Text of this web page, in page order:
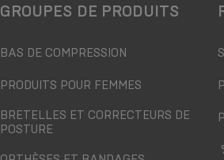
GROUPES DE PRODUITS
BAS DE COMPRESSION
PRODUITS POUR FEMMES
BRETELLES ET CORRECTEURS DE
POSTURE